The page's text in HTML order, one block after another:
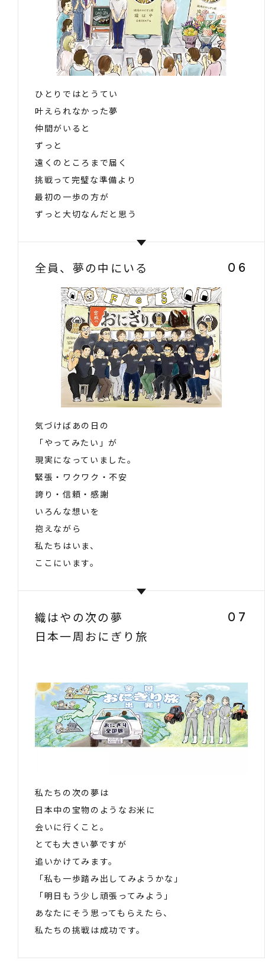
ひとりではとうてい
叶えられなかった夢
仲間がいると
ずっと
遠くのところまで届く
挑戦って完璧な準備より
最初の一歩の方が
ずっと大切なんだと思う
全員、夢の中にいる 06
気づけばあの日の
「やってみたい」が
現実になっていました。
緊張・ワクワク・不安
誇り・信頼・感謝
いろんな想いを
抱えながら
私たちはいま、
ここにいます。
織はやの次の夢
日本一周おにぎり旅
07
私たちの次の夢は
日本中の宝物のようなお米に
会いに行くこと。
とても大きい夢ですが
追いかけてみます。
「私も一歩踏み出してみようかな」
「明日もう少し頑張ってみよう」
あなたにそう思ってもらえたら、
私たちの挑戦は成功です。